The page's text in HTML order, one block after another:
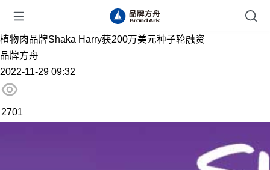
植物肉品牌Shaka Harry获200万美元种子轮融资
品牌方舟
2022-11-29 09:32
2701